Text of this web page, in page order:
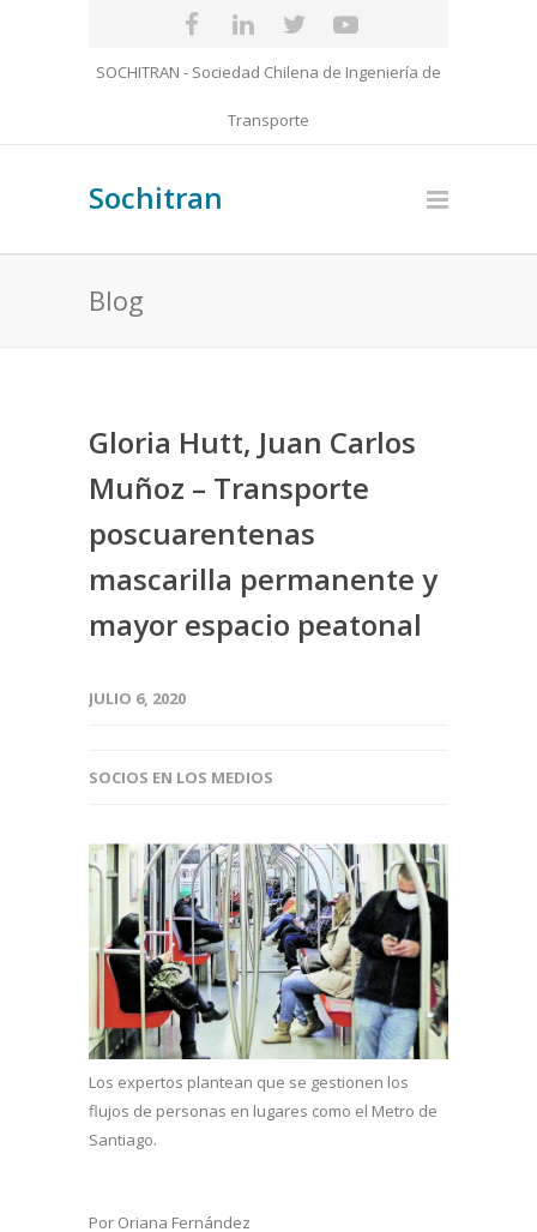
SOCHITRAN - Sociedad Chilena de Ingeniería de
Transporte
Sochitran
Blog
Gloria Hutt, Juan Carlos
Muñoz – Transporte
poscuarentenas
mascarilla permanente y
mayor espacio peatonal
JULIO 6, 2020
SOCIOS EN LOS MEDIOS
Los expertos plantean que se gestionen los
flujos de personas en lugares como el Metro de
Santiago.
Por Oriana Fernández